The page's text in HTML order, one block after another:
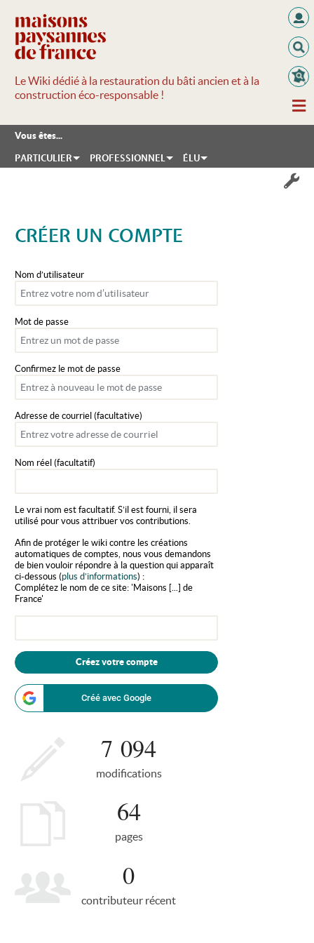
Le Wiki dédié à la restauration du bâti ancien et à la
construction éco-responsable !
Vous êtes...
PARTICULIER PROFESSIONNEL ÉLU
CRÉER UN COMPTE
Nom d’utilisateur
Mot de passe
Confirmez le mot de passe
Adresse de courriel (facultative)
Nom réel (facultatif)
Le vrai nom est facultatif. S’il est fourni, il sera
utilisé pour vous attribuer vos contributions.
Afin de protéger le wiki contre les créations
automatiques de comptes, nous vous demandons
de bien vouloir répondre à la question qui apparaît
ci-dessous (plus d’informations) :
Complétez le nom de ce site: 'Maisons [...] de
France'
Créez votre compte
Créé avec Google
7 094
modifications
64
pages
0
contributeur récent